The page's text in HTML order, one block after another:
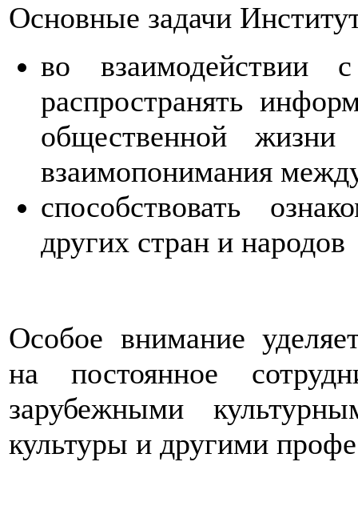
Основные задачи
во взаимодействии
распространять
общественной
взаимопонимания
способствовать
других стран и народов
Особое внимание
на постоянное
зарубежными
культуры и другими